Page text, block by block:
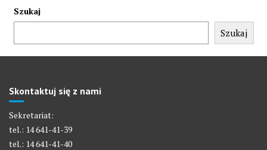
Szukaj
Szukaj
Skontaktuj się z nami
Sekretariat:
tel.: 14 641-41-39
tel.: 14 641-41-40